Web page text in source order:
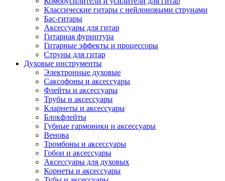
Классические гитары с нейлоновыми струнами
Бас-гитары
Аксессуары для гитар
Гитарная фурнитура
Гитарные эффекты и процессоры
Струны для гитар
Духовые инструменты
Электронные духовые
Саксофоны и аксессуары
Флейты и аксессуары
Трубы и аксессуары
Кларнеты и аксессуары
Блокфлейты
Губные гармоники и аксессуары
Венова
Тромбоны и аксессуары
Гобои и аксессуары
Аксессуары для духовых
Корнеты и аксессуары